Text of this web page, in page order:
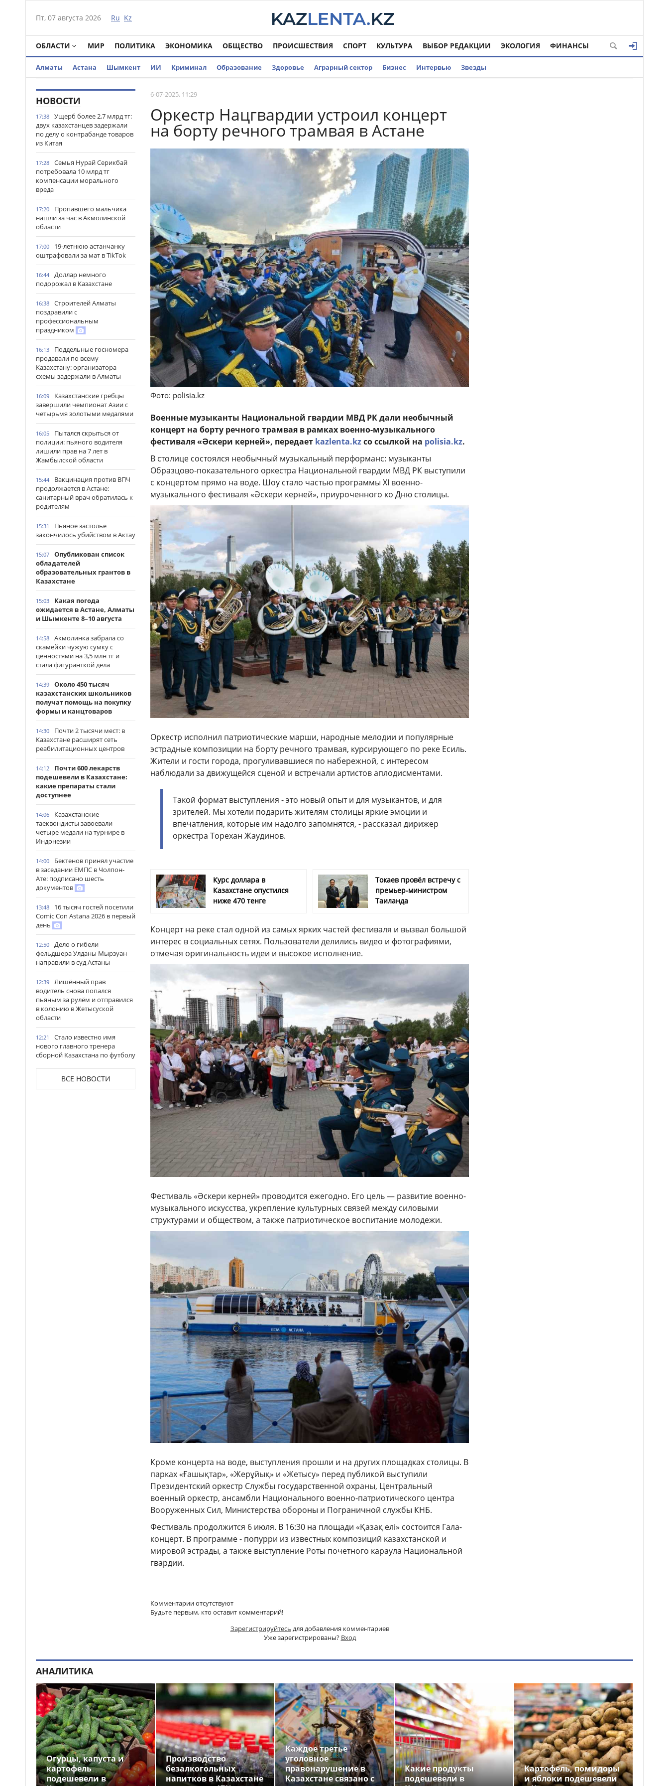
Пт, 07 августа 2026 Ru Kz
ОБЛАСТИ МИР ПОЛИТИКА ЭКОНОМИКА ОБЩЕСТВО ПРОИСШЕСТВИЯ СПОРТ КУЛЬТУРА ВЫБОР РЕДАКЦИИ ЭКОЛОГИЯ ФИНАНСЫ
Алматы Астана Шымкент ИИ Криминал Образование Здоровье Аграрный сектор Бизнес Интервью Звезды
НОВОСТИ
17:38
Ущерб более 2,7 млрд тг:
двух казахстанцев задержали
по делу о контрабанде товаров
из Китая
17:28
Семья Нурай Серикбай
потребовала 10 млрд тг
компенсации морального
вреда
17:20
Пропавшего мальчика
нашли за час в Акмолинской
области
17:00
19-летнюю астанчанку
оштрафовали за мат в TikTok
16:44
Доллар немного
подорожал в Казахстане
16:38
Строителей Алматы
поздравили с
профессиональным
праздником
16:13
Поддельные госномера
продавали по всему
Казахстану: организатора
схемы задержали в Алматы
16:09
Казахстанские гребцы
завершили чемпионат Азии с
четырьмя золотыми медалями
16:05
Пытался скрыться от
полиции: пьяного водителя
лишили прав на 7 лет в
Жамбылской области
15:44
Вакцинация против ВПЧ
продолжается в Астане:
санитарный врач обратилась к
родителям
15:31
Пьяное застолье
закончилось убийством в Актау
15:07
Опубликован список
обладателей
образовательных грантов в
Казахстане
15:03
Какая погода
ожидается в Астане, Алматы
и Шымкенте 8–10 августа
14:58
Акмолинка забрала со
скамейки чужую сумку с
ценностями на 3,5 млн тг и
стала фигуранткой дела
14:39
Около 450 тысяч
казахстанских школьников
получат помощь на покупку
формы и канцтоваров
14:30
Почти 2 тысячи мест: в
Казахстане расширят сеть
реабилитационных центров
14:12
Почти 600 лекарств
подешевели в Казахстане:
какие препараты стали
доступнее
14:06
Казахстанские
таеквондисты завоевали
четыре медали на турнире в
Индонезии
14:00
Бектенов принял участие
в заседании ЕМПС в Чолпон-
Ате: подписано шесть
документов
13:48
16 тысяч гостей посетили
Comic Con Astana 2026 в первый
день
12:50
Дело о гибели
фельдшера Улданы Мырзуан
направили в суд Астаны
12:39
Лишённый прав
водитель снова попался
пьяным за рулём и отправился
в колонию в Жетысуской
области
12:21
Стало известно имя
нового главного тренера
сборной Казахстана по футболу
Выборы депутатов
Курултая: как узнать свой
избирательный участок
ВСЕ НОВОСТИ
6-07-2025, 11:29
Оркестр Нацгвардии устроил концерт
на борту речного трамвая в Астане
Фото: polisia.kz
Военные музыканты Национальной гвардии МВД РК дали необычный
концерт на борту речного трамвая в рамках военно-музыкального
фестиваля «Әскери керней», передает kazlenta.kzсо ссылкой на polisia.kz.
В столице состоялся необычный музыкальный перформанс: музыканты
Образцово-показательного оркестра Национальной гвардии МВД РК выступили
с концертом прямо на воде. Шоу стало частью программы XI военно-
музыкального фестиваля «Әскери керней», приуроченного ко Дню столицы.
Оркестр исполнил патриотические марши, народные мелодии и популярные
эстрадные композиции на борту речного трамвая, курсирующего по реке Есиль.
Жители и гости города, прогуливавшиеся по набережной, с интересом
наблюдали за движущейся сценой и встречали артистов аплодисментами.
Такой формат выступления - это новый опыт и для музыкантов, и для
зрителей. Мы хотели подарить жителям столицы яркие эмоции и
впечатления, которые им надолго запомнятся, - рассказал дирижер
оркестра Торехан Жаудинов.
Курс доллара в
Казахстане опустился
ниже 470 тенге
Токаев провёл встречу с
премьер-министром
Таиланда
Концерт на реке стал одной из самых ярких частей фестиваля и вызвал большой
интерес в социальных сетях. Пользователи делились видео и фотографиями,
отмечая оригинальность идеи и высокое исполнение.
Фестиваль «Әскери керней» проводится ежегодно. Его цель — развитие военно-
музыкального искусства, укрепление культурных связей между силовыми
структурами и обществом, а также патриотическое воспитание молодежи.
Кроме концерта на воде, выступления прошли и на других площадках столицы. В
парках «Ғашықтар», «Жерұйық» и «Жетысу» перед публикой выступили
Президентский оркестр Службы государственной охраны, Центральный
военный оркестр, ансамбли Национального военно-патриотического центра
Вооруженных Сил, Министерства обороны и Пограничной службы КНБ.
Фестиваль продолжится 6 июля. В 16:30 на площади «Қазақ елі» состоится Гала-
концерт. В программе - попурри из известных композиций казахстанской и
мировой эстрады, а также выступление Роты почетного караула Национальной
гвардии.
Комментарии отсутствуют
Будьте первым, кто оставит комментарий!
Зарегистрируйтесь для добавления комментариев
Уже зарегистрированы? Вход
АНАЛИТИКА
Огурцы, капуста и
картофель
подешевели в
Производство
безалкогольных
напитков в Казахстане
Каждое третье
уголовное
правонарушение в
Казахстане связано с
Какие продукты
подешевели в
Картофель, помидоры
и яблоки подешевели